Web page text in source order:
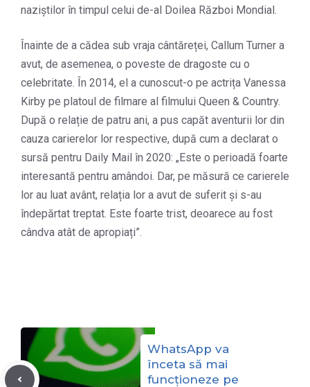
naziștilor în timpul celui de-al Doilea Război Mondial.
Înainte de a cădea sub vraja cântăreței, Callum Turner a
avut, de asemenea, o poveste de dragoste cu o
celebritate. În 2014, el a cunoscut-o pe actrița Vanessa
Kirby pe platoul de filmare al filmului Queen & Country.
După o relație de patru ani, a pus capăt aventurii lor din
cauza carierelor lor respective, după cum a declarat o
sursă pentru Daily Mail în 2020: „Este o perioadă foarte
interesantă pentru amândoi. Dar, pe măsură ce carierele
lor au luat avânt, relația lor a avut de suferit și s-au
îndepărtat treptat. Este foarte trist, deoarece au fost
cândva atât de apropiați”.
WhatsApp va
înceta să mai
funcționeze pe